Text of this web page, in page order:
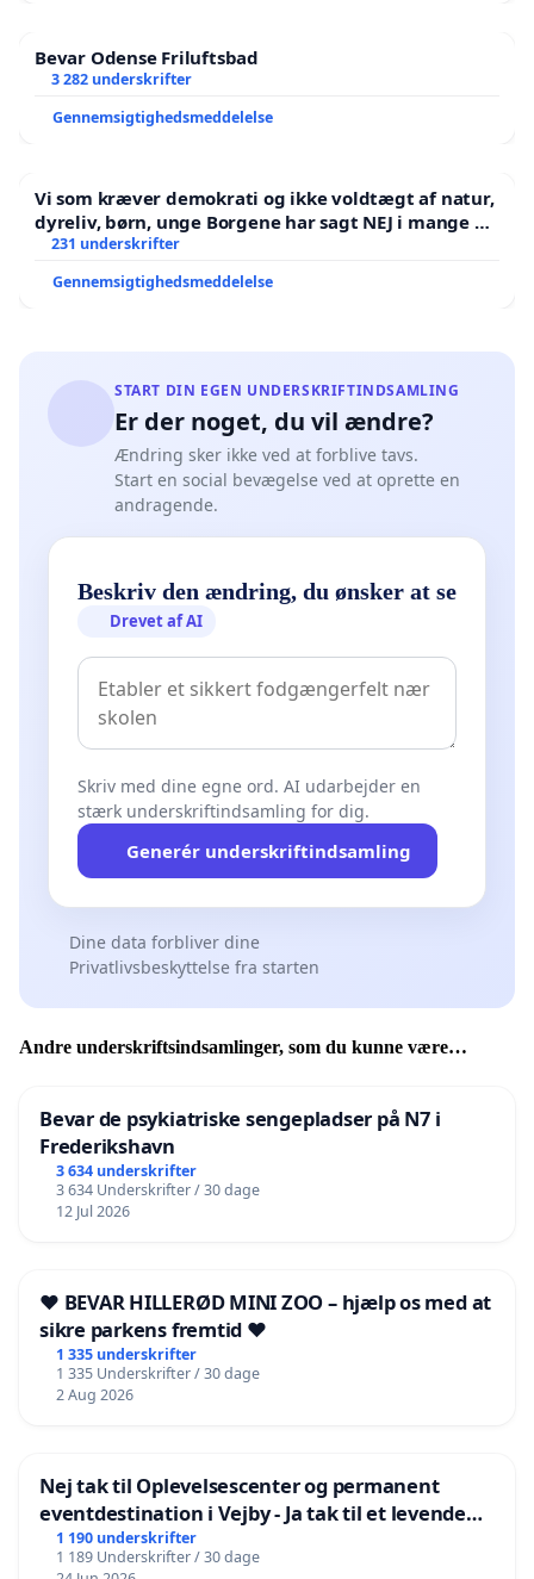
Bevar Odense Friluftsbad
3 282 underskrifter
Gennemsigtighedsmeddelelse
Vi som kræver demokrati og ikke voldtægt af natur,
dyreliv, børn, unge Borgene har sagt NEJ i mange år.
Der er
231 underskrifter
Gennemsigtighedsmeddelelse
START DIN EGEN UNDERSKRIFTINDSAMLING
Er der noget, du vil ændre?
Ændring sker ikke ved at forblive tavs.
Start en social bevægelse ved at oprette en
andragende.
Beskriv den ændring, du ønsker at se
Drevet af AI
Skriv med dine egne ord. AI udarbejder en
stærk underskriftindsamling for dig.
Generér underskriftindsamling
Dine data forbliver dine
Privatlivsbeskyttelse fra starten
Andre underskriftsindsamlinger, som du kunne være
Bevar de psykiatriske sengepladser på N7 i
Frederikshavn
3 634 underskrifter
3 634 Underskrifter / 30 dage
12 Jul 2026
❤️ BEVAR HILLERØD MINI ZOO – hjælp os med at
sikre parkens fremtid ❤️
1 335 underskrifter
1 335 Underskrifter / 30 dage
2 Aug 2026
Nej tak til Oplevelsescenter og permanent
eventdestination i Vejby - Ja tak til et levende
lokalområde i balance
1 190 underskrifter
1 189 Underskrifter / 30 dage